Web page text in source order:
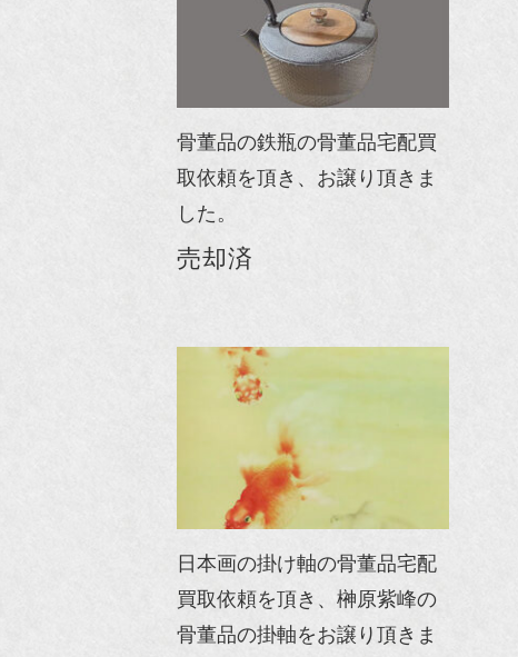
骨董品の鉄瓶の骨董品宅配買
取依頼を頂き、お譲り頂きま
した。
売却済
日本画の掛け軸の骨董品宅配
買取依頼を頂き、榊原紫峰の
骨董品の掛軸をお譲り頂きま